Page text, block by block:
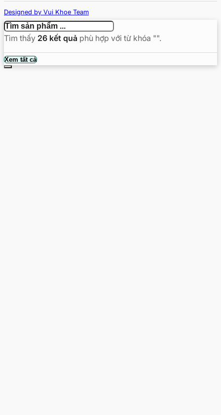
Designed by Vui Khoe Team
Copyright © 2026 - vuikhoe.vn
Tìm thấy 26 kết quả phù hợp với từ khóa "".
Tìm
kiếm
Xem tất cả